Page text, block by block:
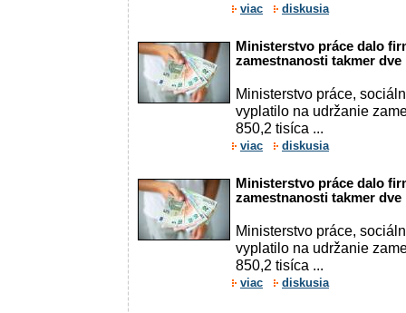
viac diskusia
Ministerstvo práce dalo
zamestnanosti takmer
Ministerstvo práce,
vyplatilo na udržanie
850,2 tisíca ...
viac diskusia
Ministerstvo práce dalo
zamestnanosti takmer
Ministerstvo práce,
vyplatilo na udržanie
850,2 tisíca ...
viac diskusia